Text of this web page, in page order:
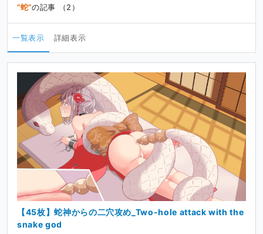
蛇 の記事 （2）
一覧表示 詳細表示
【45枚】蛇神からの二穴攻め_Two-hole attack with the
snake god